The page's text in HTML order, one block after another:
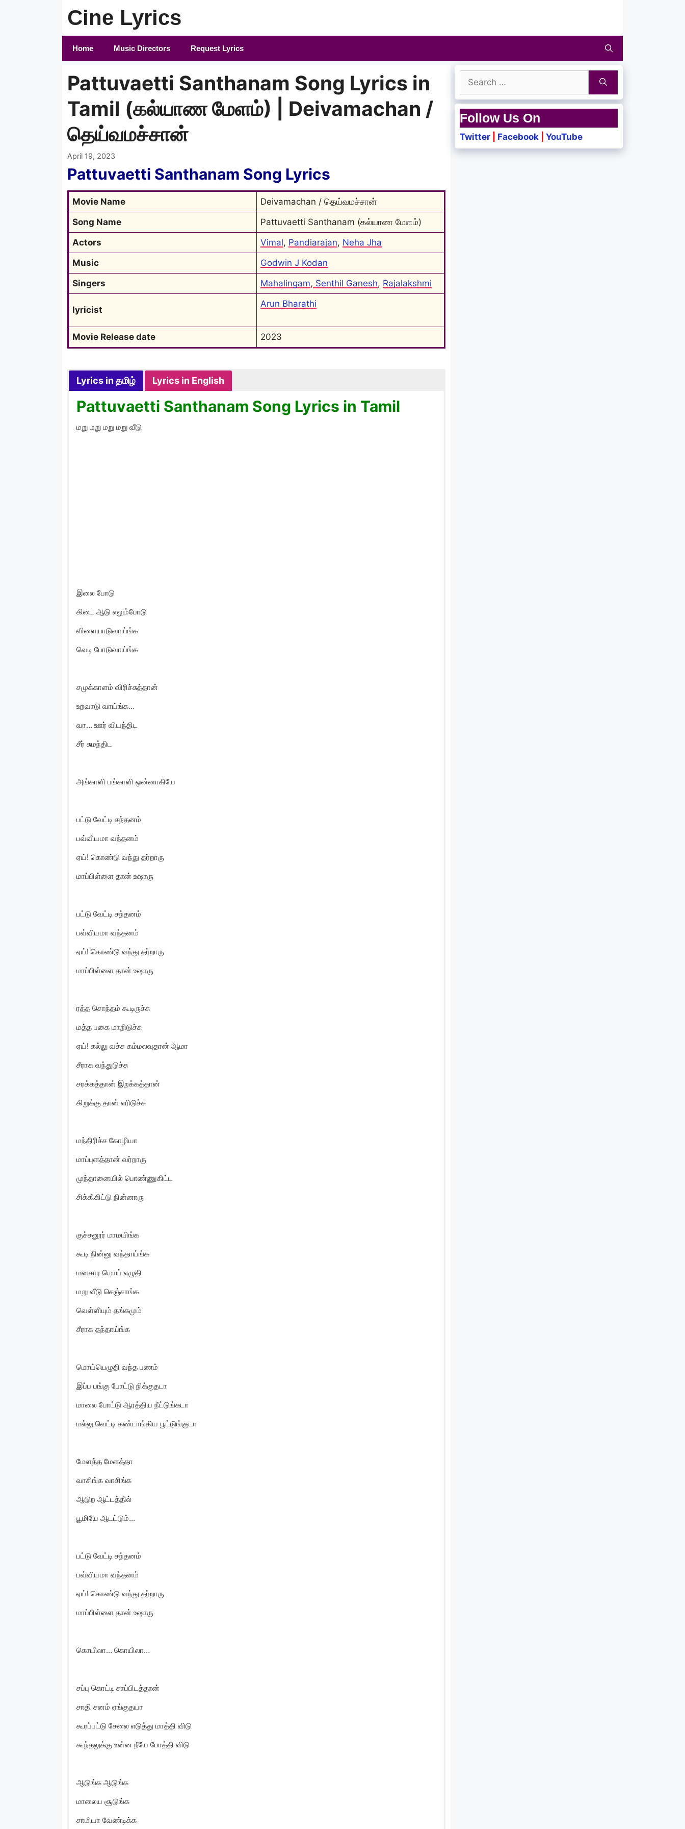
Cine Lyrics
Home Music Directors Request Lyrics
Pattuvaetti Santhanam Song Lyrics in
Tamil (கல்யாண மேளம்) | Deivamachan /
தெய்வமச்சான்
April 19, 2023
Pattuvaetti Santhanam Song Lyrics
Movie Name
Deivamachan / தெய்வமச்சான்
Song Name
Pattuvaetti Santhanam (கல்யாண மேளம்)
Actors
Vimal, Pandiarajan, Neha Jha
Music
Godwin J Kodan
Singers
Mahalingam, Senthil Ganesh, Rajalakshmi
lyricist
Arun Bharathi
Movie Release date 2023
Lyrics in தமிழ் Lyrics in English
Pattuvaetti Santhanam Song Lyrics in Tamil
மறு மறு மறு மறு வீடு
இலை போடு
கிடை ஆடு எலும்போடு
விளையாடுவாய்ங்க
வெடி போடுவாய்ங்க
சமுக்காளம் விரிச்சுத்தான்
உறவாடு வாய்ங்க…
வா… ஊர் வியந்திட
சீர் சுமந்திட
அங்காளி பங்காளி ஒன்னாகியே
பட்டு வேட்டி சந்தனம்
பவ்வியமா வந்தனம்
ஏய்! கொண்டு வந்து தர்றாரு
மாப்பிள்ளை தான் உஷாரு
பட்டு வேட்டி சந்தனம்
பவ்வியமா வந்தனம்
ஏய்! கொண்டு வந்து தர்றாரு
மாப்பிள்ளை தான் உஷாரு
ரத்த சொந்தம் கூடிருச்சு
மத்த பகை மாறிடுச்சு
ஏய்! கல்லு வச்ச கம்மலவுதான் ஆமா
சீராக வந்துடுச்சு
சரக்கத்தான் இறக்கத்தான்
கிறுக்கு தான் எரிடுச்சு
மந்திரிச்ச கோழியா
மாப்புளத்தான் வர்றாரு
முந்தானையில் பொண்ணுகிட்ட
சிக்கிகிட்டு நின்னாரு
குச்சனூர் மாமயிங்க
கூடி நின்னு வந்தாய்ங்க
மனசார மொய் எழுதி
மறு வீடு செஞ்சாங்க
வெள்ளியும் தங்கமும்
சீராக தந்தாய்ங்க
மொய்யெழுதி வந்த பணம்
இப்ப பங்கு போட்டு நிக்குதடா
மாலை போட்டு ஆரத்திய நீட்டுங்கடா
மல்லு வெட்டி கண்டாங்கிய பூட்டுங்குடா
மேளத்த மேளத்தா
வாசிங்க வாசிங்க
ஆடுற ஆட்டத்தில்
பூமியே ஆடட்டும்…
பட்டு வேட்டி சந்தனம்
பவ்வியமா வந்தனம்
ஏய்! கொண்டு வந்து தர்றாரு
மாப்பிள்ளை தான் உஷாரு
கொயிலா… கொயிலா…
சப்பு கொட்டி சாப்பிடத்தான்
சாதி சனம் ஏங்குதயா
கூரப்பட்டு சேலை எடுத்து மாத்தி விடு
கூந்தலுக்கு உன்ன நீயே போத்தி விடு
ஆடுங்க ஆடுங்க
மாலைய சூடுங்க
சாமியா வேண்டிக்க
Search
for:
Follow Us On
Twitter Facebook YouTube